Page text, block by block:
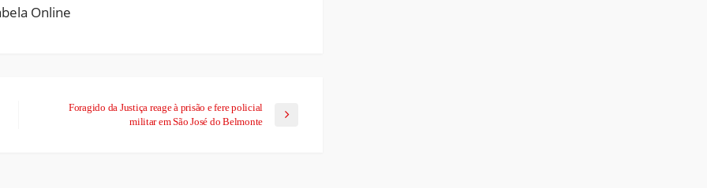
Foragido da Justiça reage à prisão e fere policial
militar em São José do Belmonte